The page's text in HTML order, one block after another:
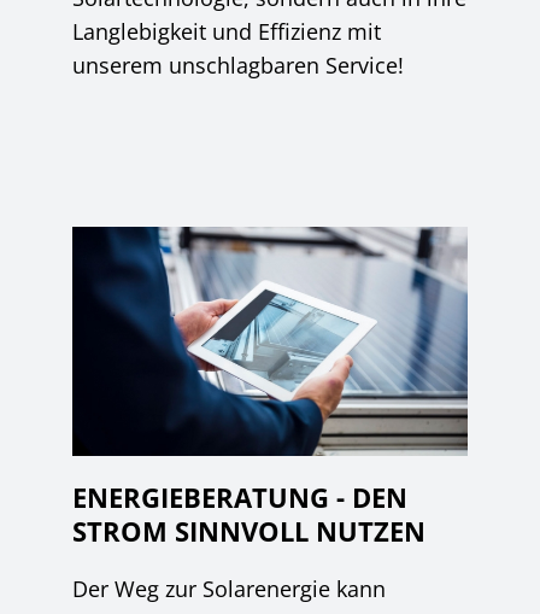
Langlebigkeit und Effizienz mit
unserem unschlagbaren Service!
ENERGIEBERATUNG - DEN
STROM SINNVOLL NUTZEN
Der Weg zur Solarenergie kann